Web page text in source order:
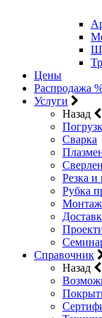
Цены
Распродажа
Услуги
Назад
Сварка
Резка и
Рубка
Монтаж
Справочник
Назад